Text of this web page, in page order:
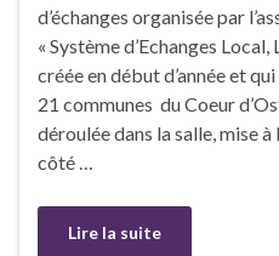
d’échanges organisée par
« Système d’Echanges
créée en début d’année et
21 communes du Coeur
déroulée dans la salle, mise
côté …
Lire la suite